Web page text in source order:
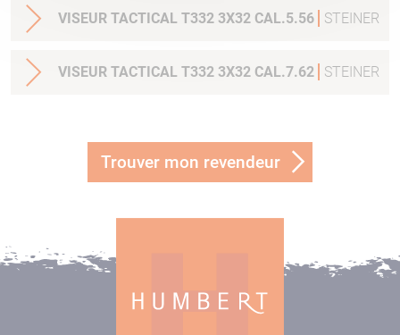
VISEUR TACTICAL T332 3X32 CAL.5.56 STEINER
VISEUR TACTICAL T332 3X32 CAL.7.62 STEINER
Trouver mon revendeur